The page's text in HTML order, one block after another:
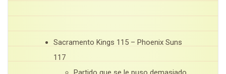
Sacramento Kings 115 – Phoenix Suns
117